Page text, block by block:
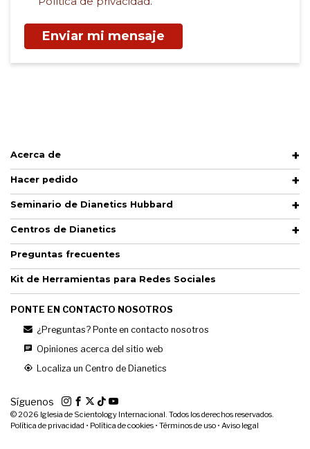
Enviar mi mensaje
Acerca de
Hacer pedido
Seminario de Dianetics Hubbard
Centros de Dianetics
Preguntas frecuentes
Kit de Herramientas para Redes Sociales
PONTE EN CONTACTO NOSOTROS
¿Preguntas? Ponte en contacto nosotros
Opiniones acerca del sitio web
Localiza un Centro de Dianetics
Síguenos
© 2026 Iglesia de Scientology Internacional. Todos los derechos reservados.
Política de privacidad • Política de cookies • Términos de uso • Aviso legal